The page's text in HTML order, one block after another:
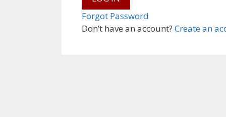
Don’t have an account? Create an
Forgot Password